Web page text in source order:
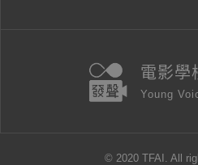
電影學
Young
© 2020 TFAI. All